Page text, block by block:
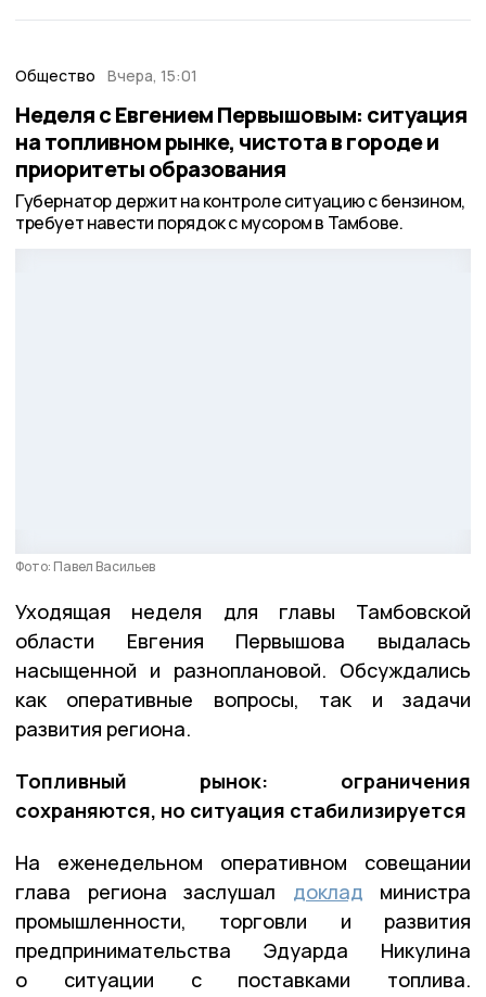
Общество Вчера, 15:01
Неделя с Евгением Первышовым: ситуация
на топливном рынке, чистота в городе и
приоритеты образования
Губернатор держит на контроле ситуацию с бензином,
требует навести порядок с мусором в Тамбове.
Фото: Павел Васильев
Уходящая неделя для главы Тамбовской
области Евгения Первышова выдалась
насыщенной и разноплановой. Обсуждались
как оперативные вопросы, так и задачи
развития региона.
Топливный рынок: ограничения
сохраняются, но ситуация стабилизируется
На еженедельном оперативном совещании
глава региона заслушал доклад министра
промышленности, торговли и развития
предпринимательства Эдуарда Никулина
о ситуации с поставками топлива.